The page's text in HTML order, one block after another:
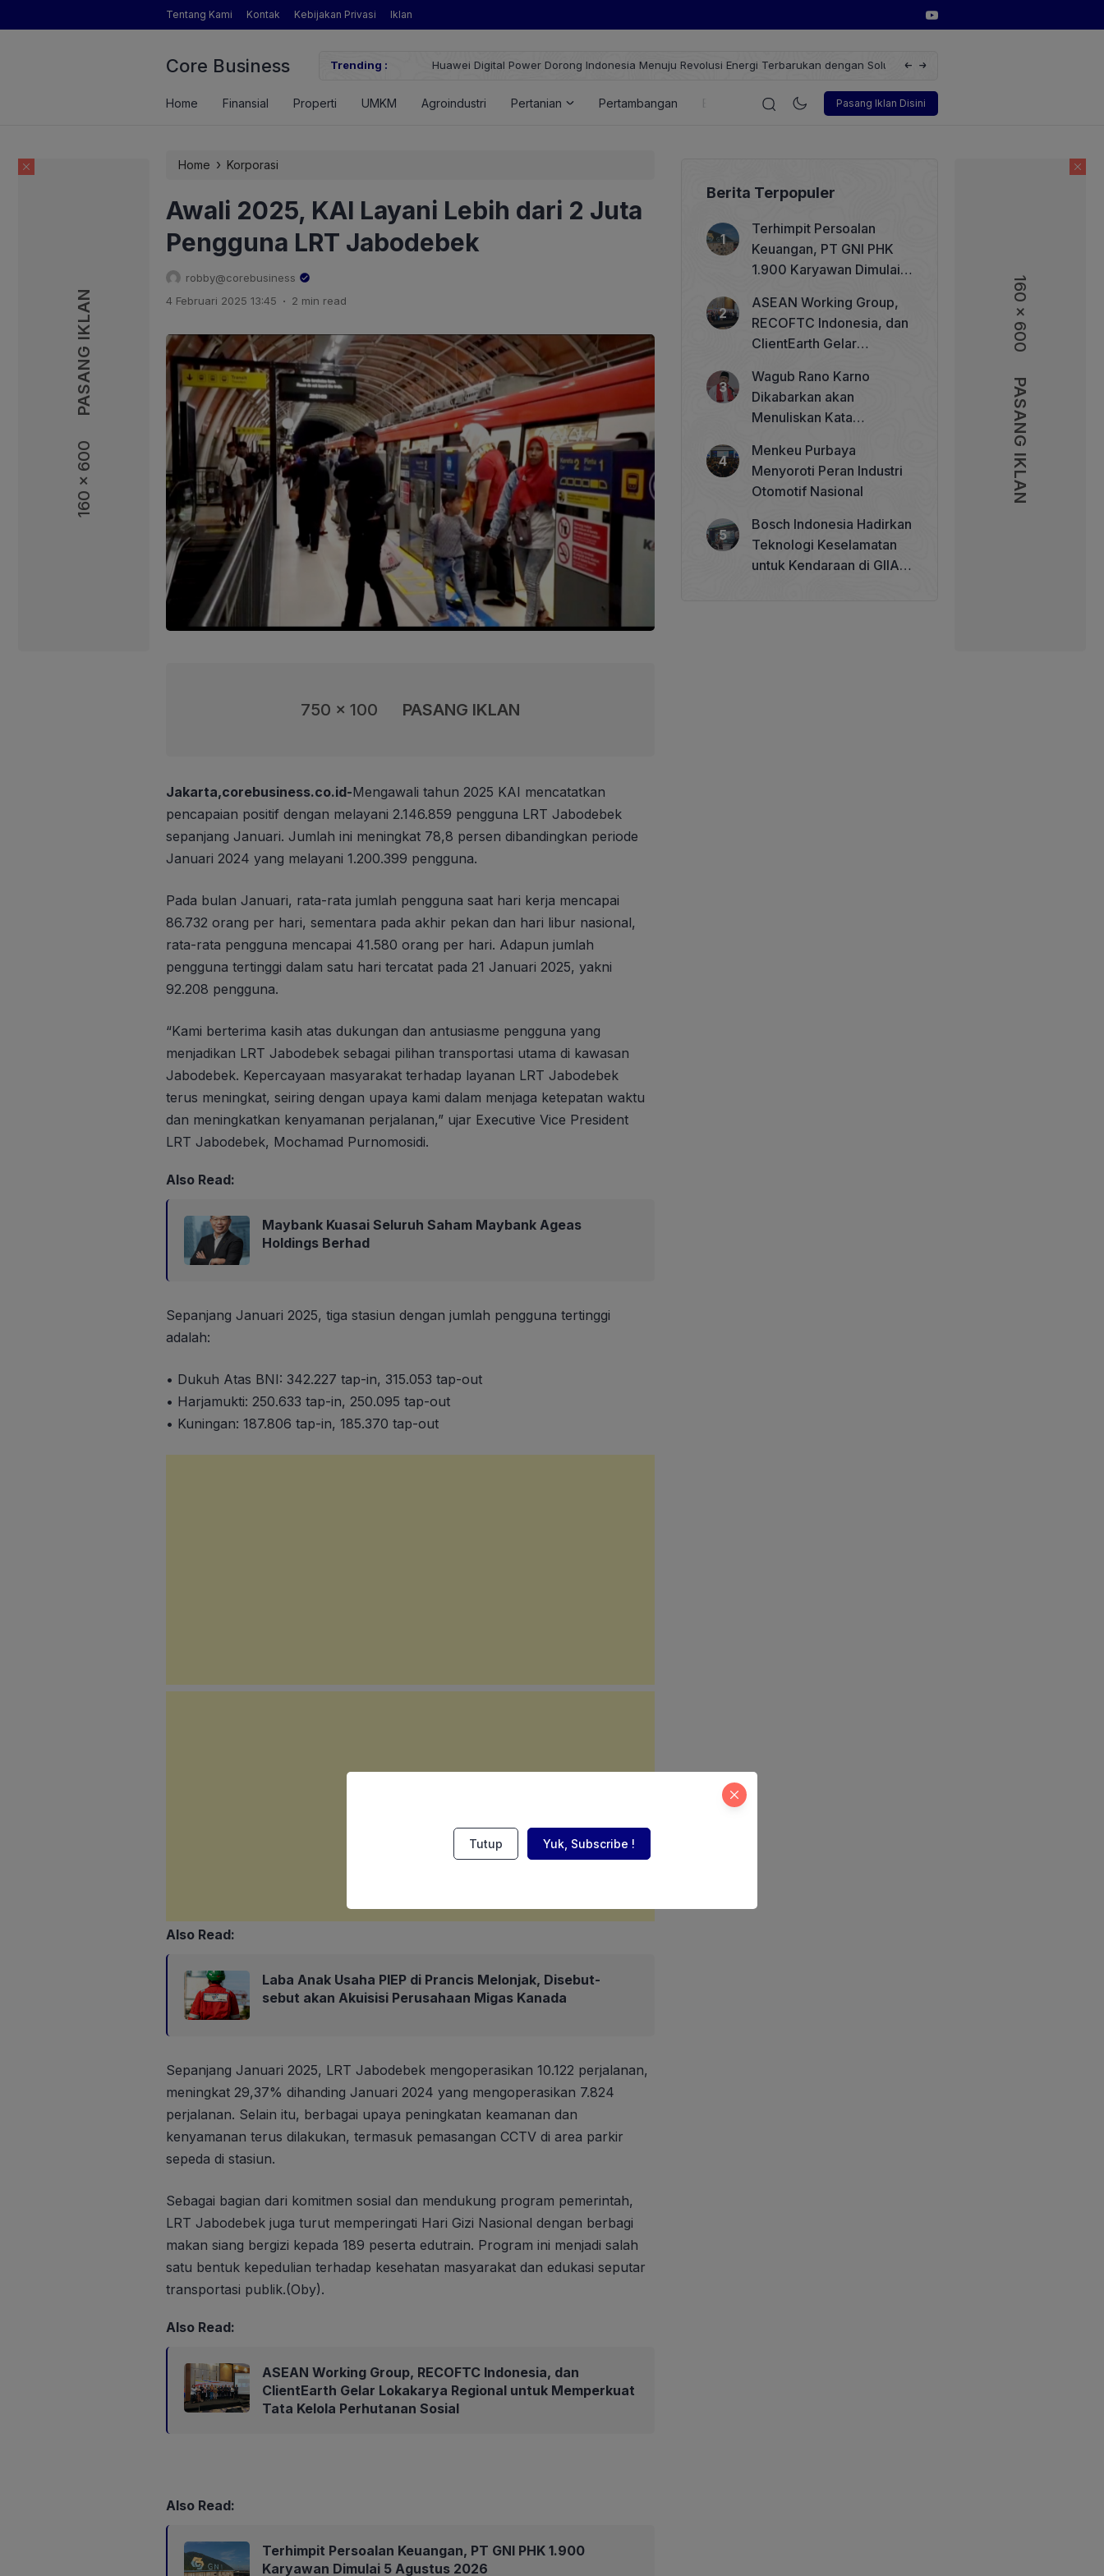
160 x 600
PASANG IKLAN 160 x 600
PASANG IKLAN
Tentang Kami Kontak Kebijakan Privasi Iklan
Core Business Trending :
Pertanian yang Dimaksud Mentan Amran?
Huawei Digital Power Dorong Indonesia Menuju Revolusi Energi Terbarukan dengan Solusi
Wakil Direktur Utama PT Pelindo,
Pasang Iklan Disini
Home Finansial Properti UMKM Agroindustri Pertanian Pertambangan Energi Korporasi Teknologi Otomotif
160 x 600
PASANG IKLAN
Home › Korporasi
Awali 2025, KAI Layani Lebih dari 2 Juta
Pengguna LRT Jabodebek
robby@corebusiness
4 Februari 2025 13:45 . 2 min read
750 x 100 PASANG IKLAN
Jakarta,corebusiness.co.id-Mengawali tahun 2025 KAI mencatatkan
pencapaian positif dengan melayani 2.146.859 pengguna LRT Jabodebek
sepanjang Januari. Jumlah ini meningkat 78,8 persen dibandingkan periode
Januari 2024 yang melayani 1.200.399 pengguna.
Pada bulan Januari, rata-rata jumlah pengguna saat hari kerja mencapai
86.732 orang per hari, sementara pada akhir pekan dan hari libur nasional,
rata-rata pengguna mencapai 41.580 orang per hari. Adapun jumlah
pengguna tertinggi dalam satu hari tercatat pada 21 Januari 2025, yakni
92.208 pengguna.
“Kami berterima kasih atas dukungan dan antusiasme pengguna yang
menjadikan LRT Jabodebek sebagai pilihan transportasi utama di kawasan
Jabodebek. Kepercayaan masyarakat terhadap layanan LRT Jabodebek
terus meningkat, seiring dengan upaya kami dalam menjaga ketepatan waktu
dan meningkatkan kenyamanan perjalanan,” ujar Executive Vice President
LRT Jabodebek, Mochamad Purnomosidi.
Also Read:
Maybank Kuasai Seluruh Saham Maybank Ageas
Holdings Berhad
Sepanjang Januari 2025, tiga stasiun dengan jumlah pengguna tertinggi
adalah:
• Dukuh Atas BNI: 342.227 tap-in, 315.053 tap-out
• Harjamukti: 250.633 tap-in, 250.095 tap-out
• Kuningan: 187.806 tap-in, 185.370 tap-out
Also Read:
Laba Anak Usaha PIEP di Prancis Melonjak, Disebut-
sebut akan Akuisisi Perusahaan Migas Kanada
Sepanjang Januari 2025, LRT Jabodebek mengoperasikan 10.122 perjalanan,
meningkat 29,37% dihanding Januari 2024 yang mengoperasikan 7.824
perjalanan. Selain itu, berbagai upaya peningkatan keamanan dan
kenyamanan terus dilakukan, termasuk pemasangan CCTV di area parkir
sepeda di stasiun.
Sebagai bagian dari komitmen sosial dan mendukung program pemerintah,
LRT Jabodebek juga turut memperingati Hari Gizi Nasional dengan berbagi
makan siang bergizi kepada 189 peserta edutrain. Program ini menjadi salah
satu bentuk kepedulian terhadap kesehatan masyarakat dan edukasi seputar
transportasi publik.(Oby).
Also Read:
ASEAN Working Group, RECOFTC Indonesia, dan
ClientEarth Gelar Lokakarya Regional untuk Memperkuat
Tata Kelola Perhutanan Sosial
Also Read:
Terhimpit Persoalan Keuangan, PT GNI PHK 1.900
Karyawan Dimulai 5 Agustus 2026
Berita Terpopuler
Terhimpit Persoalan
Keuangan, PT GNI PHK
1.900 Karyawan Dimulai 5
ASEAN Working Group,
RECOFTC Indonesia, dan
ClientEarth Gelar
Memperkuat Tata Kelola
Perhutanan Sosial
Wagub Rano Karno
Dikabarkan akan
Menuliskan Kata
Betawi 100 Tahun
Menkeu Purbaya
Menyoroti Peran Industri
Otomotif Nasional
Bosch Indonesia Hadirkan
Teknologi Keselamatan
untuk Kendaraan di GIIAS
Tutup Yuk, Subscribe !